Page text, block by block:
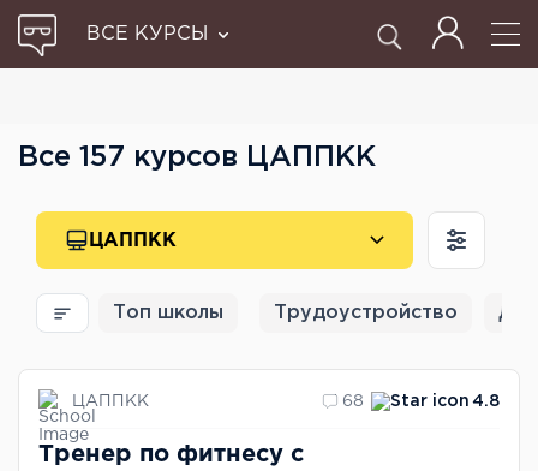
ВСЕ КУРСЫ
Все 157 курсов ЦАППКК
ЦАППКК
Топ школы Трудоустройство
ЦАППКК 68 4.8
Тренер по фитнесу с